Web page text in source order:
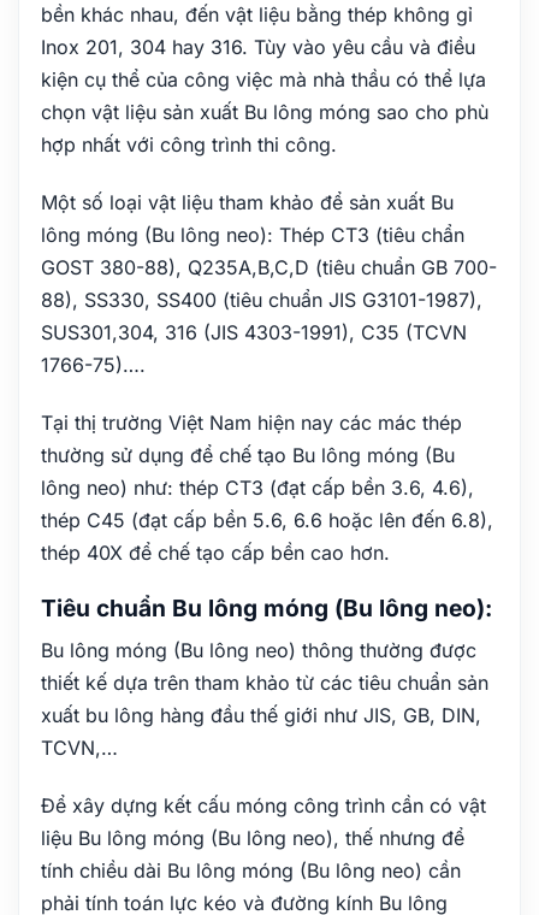
bền khác nhau, đến vật liệu bằng thép không gỉ
Inox 201, 304 hay 316. Tùy vào yêu cầu và điều
kiện cụ thể của công việc mà nhà thầu có thể lựa
chọn vật liệu sản xuất Bu lông móng sao cho phù
hợp nhất với công trình thi công.
Một số loại vật liệu tham khảo để sản xuất Bu
lông móng (Bu lông neo): Thép CT3 (tiêu chẩn
GOST 380-88), Q235A,B,C,D (tiêu chuẩn GB 700-
88), SS330, SS400 (tiêu chuẩn JIS G3101-1987),
SUS301,304, 316 (JIS 4303-1991), C35 (TCVN
1766-75)….
Tại thị trường Việt Nam hiện nay các mác thép
thường sử dụng để chế tạo Bu lông móng (Bu
lông neo) như: thép CT3 (đạt cấp bền 3.6, 4.6),
thép C45 (đạt cấp bền 5.6, 6.6 hoặc lên đến 6.8),
thép 40X để chế tạo cấp bền cao hơn.
Tiêu chuẩn Bu lông móng (Bu lông neo):
Bu lông móng (Bu lông neo) thông thường được
thiết kế dựa trên tham khảo từ các tiêu chuẩn sản
xuất bu lông hàng đầu thế giới như JIS, GB, DIN,
TCVN,…
Để xây dựng kết cấu móng công trình cần có vật
liệu Bu lông móng (Bu lông neo), thế nhưng để
tính chiều dài Bu lông móng (Bu lông neo) cần
phải tính toán lực kéo và đường kính Bu lông